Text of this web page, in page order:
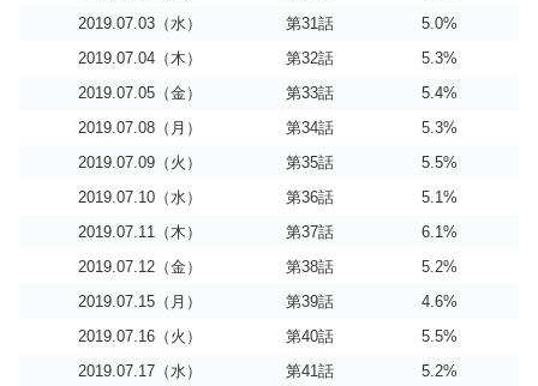
2019.07.03（水）
第31話
5.0%
2019.07.04（木）
第32話
5.3%
2019.07.05（金）
第33話
5.4%
2019.07.08（月）
第34話
5.3%
2019.07.09（火）
第35話
5.5%
2019.07.10（水）
第36話
5.1%
2019.07.11（木）
第37話
6.1%
2019.07.12（金）
第38話
5.2%
2019.07.15（月）
第39話
4.6%
2019.07.16（火）
第40話
5.5%
2019.07.17（水）
第41話
5.2%